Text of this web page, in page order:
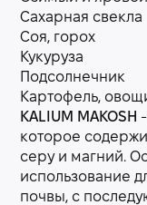
Сахарная свекла
Соя, горох
Кукуруза
Подсолнечник
Картофель,
KALIUM MAKOSH
которое
серу и магний.
использование
почвы, с